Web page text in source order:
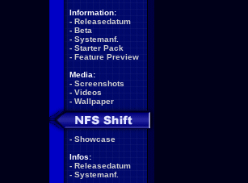
Information:
- Releasedatum
- Beta
- Systemanf.
- Starter Pack
- Feature Preview
Media:
- Screenshots
- Videos
- Wallpaper
- Showcase
Infos:
- Releasedatum
- Systemanf.